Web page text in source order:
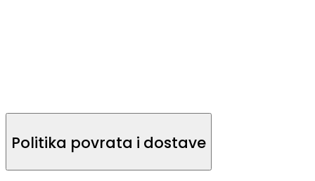
Politika povrata i dostave